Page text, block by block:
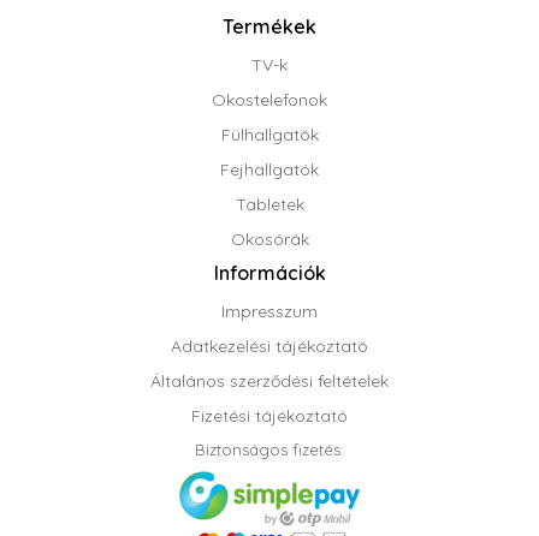
Termékek
TV-k
Okostelefonok
Fülhallgatók
Fejhallgatók
Tabletek
Okosórák
Információk
Impresszum
Adatkezelési tájékoztató
Általános szerződési feltételek
Fizetési tájékoztató
Biztonságos fizetés: